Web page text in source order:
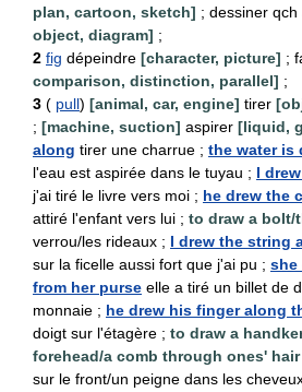
plan, cartoon, sketch] ; dessiner qch
object, diagram] ;
2 fig dépeindre [character, picture] ;
comparison, distinction, parallel] ;
3 ( pull) [animal, car, engine] tirer
; [machine, suction] aspirer [liquid,
along tirer une charrue ; the water is
l'eau est aspirée dans le tuyau ; I
j'ai tiré le livre vers moi ; he drew the
attiré l'enfant vers lui ; to draw a bolt/
verrou/les rideaux ; I drew the string
sur la ficelle aussi fort que j'ai pu ; she
from her purse elle a tiré un billet de
monnaie ; he drew his finger along
doigt sur l'étagère ; to draw a
forehead/a comb through ones' hair
sur le front/un peigne dans les